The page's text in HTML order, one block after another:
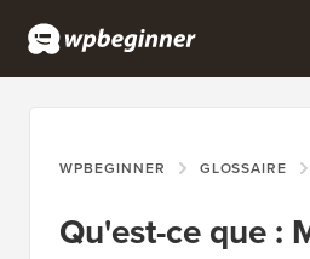
WPBEGINNER GLOSSAIRE
Qu'est-ce que :